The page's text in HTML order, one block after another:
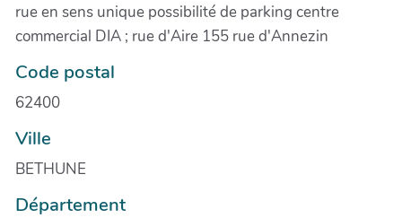
rue en sens unique possibilité de parking centre
commercial DIA ; rue d'Aire 155 rue d'Annezin
Code postal
62400
Ville
BETHUNE
Département